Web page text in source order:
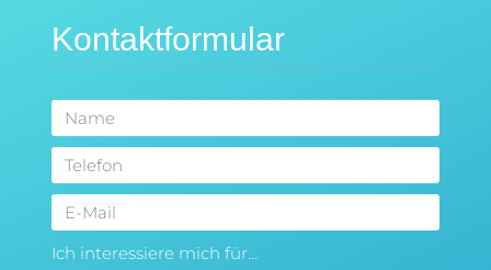
Kontaktformular
Ich interessiere mich für...